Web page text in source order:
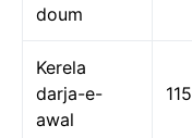
doum
Kerela
darja-e-
awal
115